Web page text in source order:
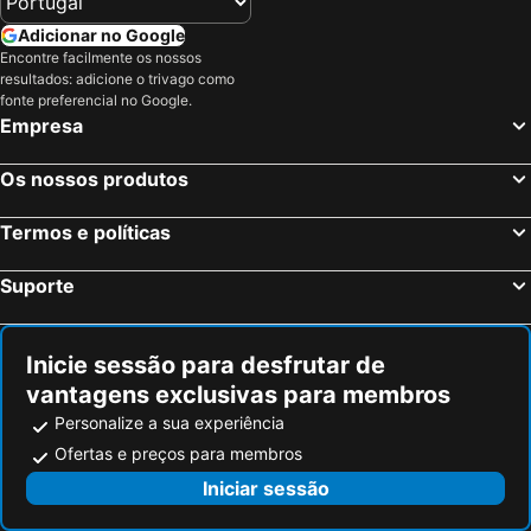
Hotel Guaminí Misión
Hotel & Restaurante Guarania
San Rafael Comfort Class Hotel
Adicionar no Google
Encontre facilmente os nossos
resultados: adicione o trivago como
fonte preferencial no Google.
Empresa
Os nossos produtos
Termos e políticas
Suporte
Inicie sessão para desfrutar de
vantagens exclusivas para membros
Personalize a sua experiência
Ofertas e preços para membros
Iniciar sessão